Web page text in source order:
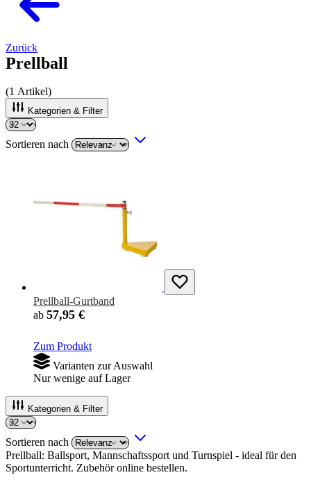
Zurück
Prellball
(1 Artikel)
Kategorien & Filter
Sortieren nach
Prellball-Gurtband
ab 57,95 €
Zum Produkt
Varianten zur Auswahl
Nur wenige auf Lager
Kategorien & Filter
Sortieren nach
Prellball: Ballsport, Mannschaftssport und Turnspiel - ideal für den
Sportunterricht. Zubehör online bestellen.